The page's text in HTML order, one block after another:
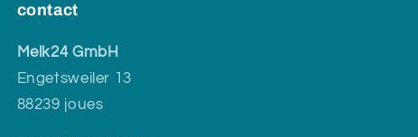
contact
Melk24 GmbH
Engetsweiler 13
88239 joues